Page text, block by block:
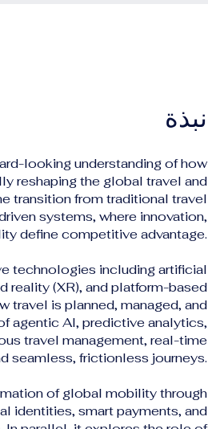
نبذة
looking understanding of how
reshaping the global travel and
transition from traditional travel
systems, where innovation,
define competitive advantage.
technologies including artificial
reality (XR), and platform-based
travel is planned, managed, and
agentic AI, predictive analytics,
travel management, real-time
seamless, frictionless journeys.
of global mobility through
identities, smart payments, and